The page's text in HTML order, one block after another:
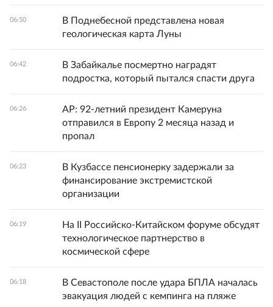
06:50
В Поднебесной представлена новая
геологическая карта Луны
06:42
В Забайкалье посмертно наградят
подростка, который пытался спасти друга
06:26
AP: 92-летний президент Камеруна
отправился в Европу 2 месяца назад и
пропал
06:23
В Кузбассе пенсионерку задержали за
финансирование экстремистской
организации
06:19
На II Российско-Китайском форуме обсудят
технологическое партнерство в
космической сфере
06:18
В Севастополе после удара БПЛА началась
эвакуация людей с кемпинга на пляже